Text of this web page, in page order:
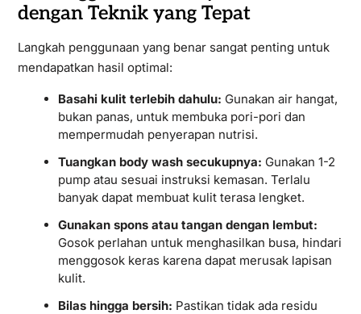
dengan Teknik yang Tepat
Langkah penggunaan yang benar sangat penting untuk
mendapatkan hasil optimal:
Basahi kulit terlebih dahulu: Gunakan air hangat,
bukan panas, untuk membuka pori-pori dan
mempermudah penyerapan nutrisi.
Tuangkan body wash secukupnya: Gunakan 1-2
pump atau sesuai instruksi kemasan. Terlalu
banyak dapat membuat kulit terasa lengket.
Gunakan spons atau tangan dengan lembut:
Gosok perlahan untuk menghasilkan busa, hindari
menggosok keras karena dapat merusak lapisan
kulit.
Bilas hingga bersih: Pastikan tidak ada residu